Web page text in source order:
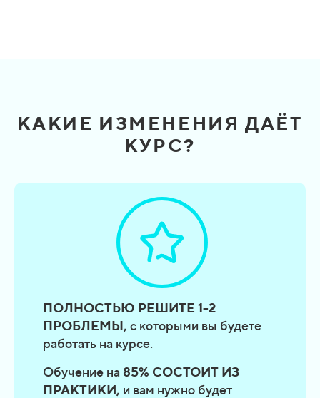
КАКИЕ ИЗМЕНЕНИЯ ДАЁТ
КУРС?
ПОЛНОСТЬЮ РЕШИТЕ 1-2
ПРОБЛЕМЫ, с которыми вы будете
работать на курсе.
Обучение на 85% СОСТОИТ ИЗ
ПРАКТИКИ, и вам нужно будет